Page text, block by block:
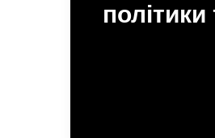
людей
для